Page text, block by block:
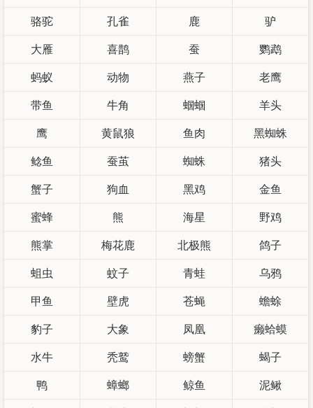
骆驼 孔雀 鹿 驴
大雁 喜鹊 蚕 鹦鹉
蚂蚁 动物 燕子 老鹰
带鱼 牛角 蝈蝈 羊头
鹰 黄鼠狼 鱼肉 黑蜘蛛
鲶鱼 蚕茧 蜘蛛 猪头
蟹子 狗血 黑鸡 金鱼
蜜蜂 熊 海星 野鸡
熊掌 梅花鹿 北极熊 鸽子
蛆虫 蚊子 青蛙 乌鸦
甲鱼 壁虎 苍蝇 蟾蜍
豹子 大象 凤凰 癞蛤蟆
水牛 秃鹫 螃蟹 蝎子
鸭 蟑螂 鲸鱼 泥鳅